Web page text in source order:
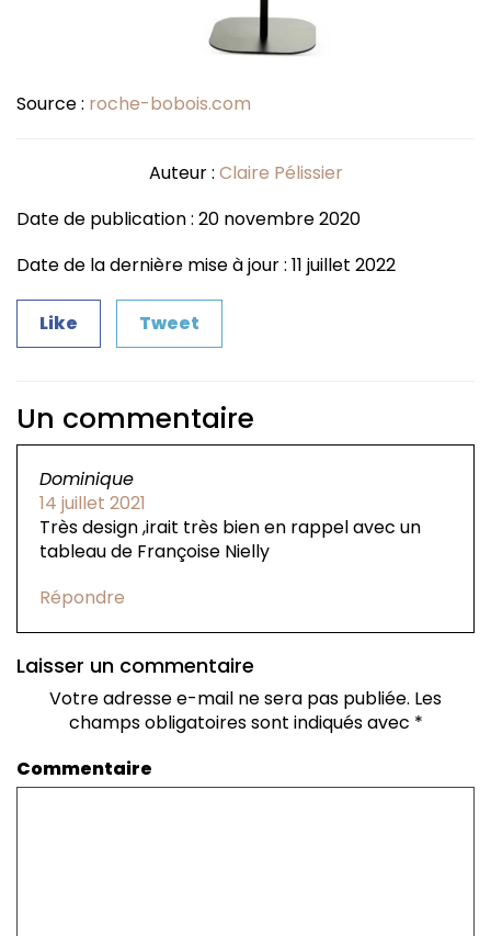
Source : roche-bobois.com
Auteur : Claire Pélissier
Date de publication : 20 novembre 2020
Date de la dernière mise à jour : 11 juillet 2022
Like Tweet
Un commentaire
Dominique
14 juillet 2021
Très design ,irait très bien en rappel avec un
tableau de Françoise Nielly
Répondre
Laisser un commentaire
Votre adresse e-mail ne sera pas publiée. Les
champs obligatoires sont indiqués avec *
Commentaire